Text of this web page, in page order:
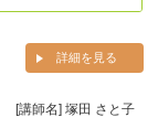
詳細を見る
[講師名] 塚田 さと子